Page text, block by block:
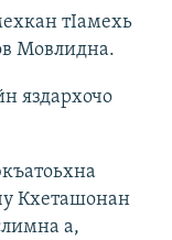
тIамехь
Мовлидна.
яздархочо
Кхеташонан
а,